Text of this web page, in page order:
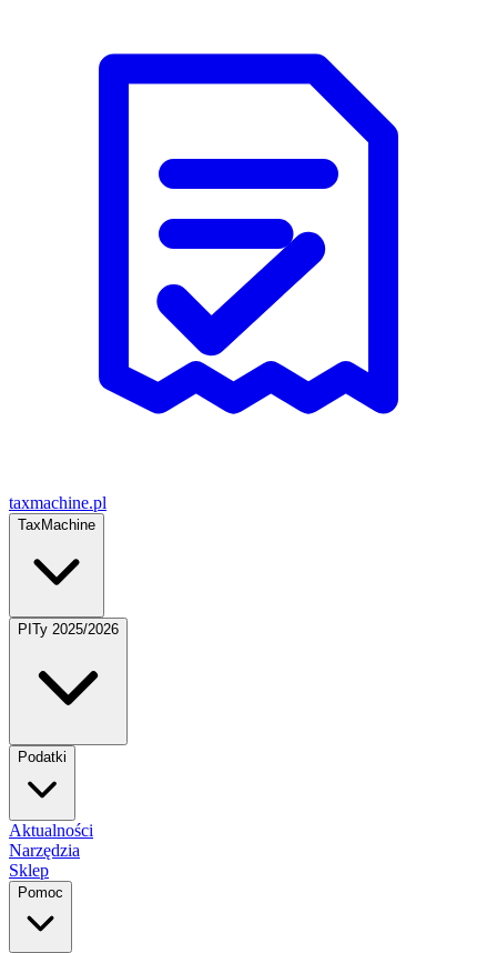
taxmachine.pl
TaxMachine
PITy 2025/2026
Podatki
Aktualności
Narzędzia
Sklep
Pomoc